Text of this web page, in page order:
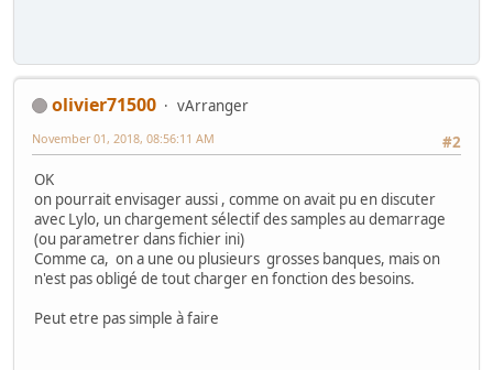
olivier71500
vArranger
#2
November 01, 2018, 08:56:11 AM
OK
on pourrait envisager aussi , comme on avait pu en discuter
avec Lylo, un chargement sélectif des samples au demarrage
(ou parametrer dans fichier ini)
Comme ca, on a une ou plusieurs grosses banques, mais on
n'est pas obligé de tout charger en fonction des besoins.
Peut etre pas simple à faire